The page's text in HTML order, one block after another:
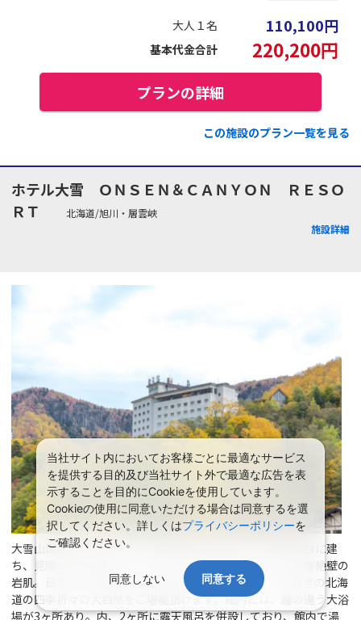
大人１名 110,100円
基本代金合計 220,200円
プランの詳細
この施設のプラン一覧を見る
ホテル大雪 ＯＮＳＥＮ＆ＣＡＮＹＯＮ ＲＥＳＯ
ＲＴ
北海道/旭川・層雲峡
施設詳細
大雪山国立公園内にあり、層雲峡温泉街の中でも一番の高台に建
ち、見晴らしの良いロケーションです。石狩川を挟んだ断崖絶壁の
岩肌。日本一早く紅葉に出会える場所。そして、とっておきの北海
道の四季折々の大自然をご堪能頂けます。館内には、趣の違う大浴
場が3ヶ所あり。内、2ヶ所に露天風呂を併設しており、館内で湯
当社サイト内においてお客様ごとに最適なサービス
を提供する目的及び当社サイト外で最適な広告を表
示することを目的にCookieを使用しています。
Cookieの使用に同意いただける場合は同意するを選
択してください。詳しくはプライバシーポリシーを
ご確認ください。
同意しない 同意する